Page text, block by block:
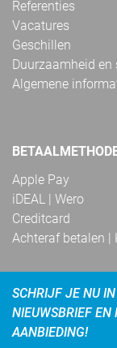
Referenties
Vacatures
Geschillen
Duurzaamheid en
Algemene
Apple Pay
iDEAL | Wero
Creditcard
Achteraf betalen |
SCHRIJF JE NU
NIEUWSBRIEF EN
AANBIEDING!